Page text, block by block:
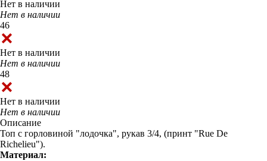
Нет в наличии
Нет в наличии
46
Нет в наличии
Нет в наличии
48
Нет в наличии
Нет в наличии
Описание
Топ с горловиной "лодочка", рукав 3/4, (принт "Rue De
Richelieu").
Материал: